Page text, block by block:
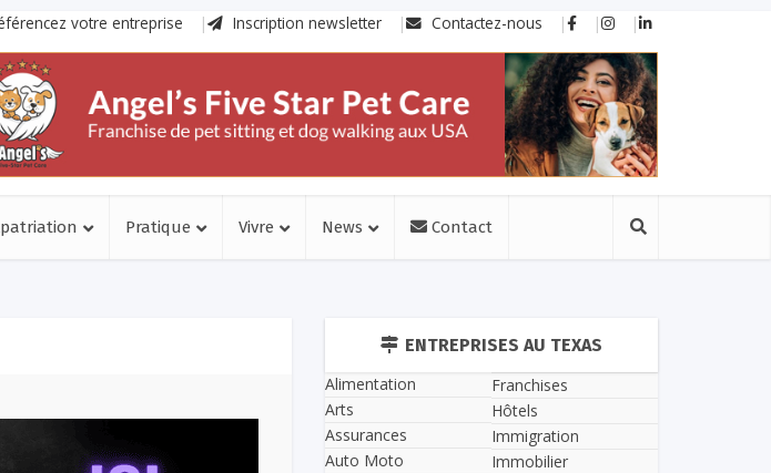
votre entreprise Inscription newsletter Contactez-nous
Pratique Vivre News Contact
ENTREPRISES AU TEXAS
Alimentation
Arts
Assurances
Auto Moto
Franchises
Hôtels
Immigration
Immobilier